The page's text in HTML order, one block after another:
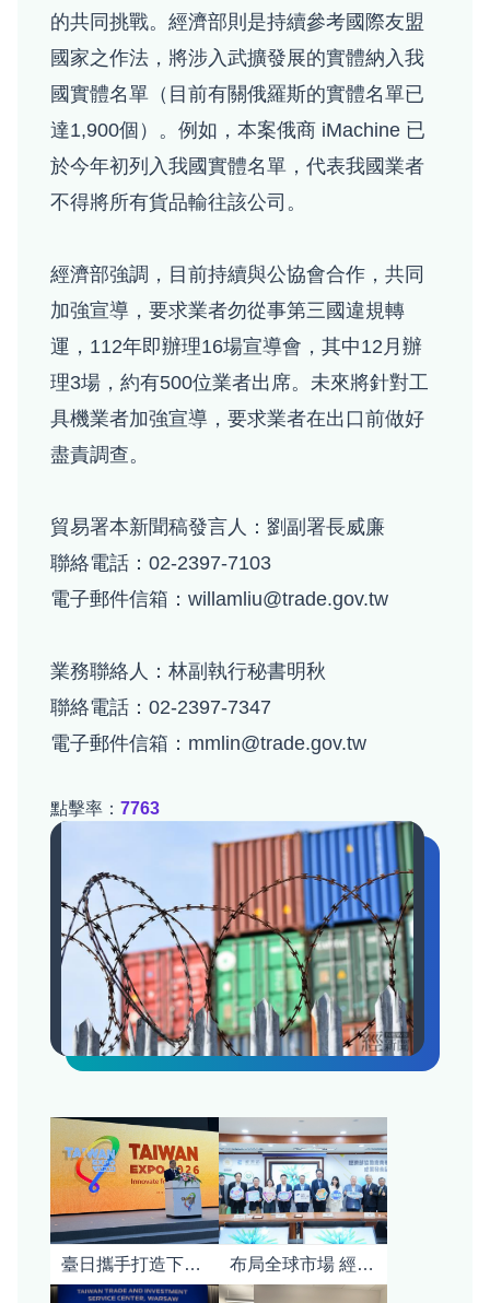
的共同挑戰。經濟部則是持續參考國際友盟
國家之作法，將涉入武擴發展的實體納入我
國實體名單（目前有關俄羅斯的實體名單已
達1,900個）。例如，本案俄商 iMachine 已
於今年初列入我國實體名單，代表我國業者
不得將所有貨品輸往該公司。
經濟部強調，目前持續與公協會合作，共同
加強宣導，要求業者勿從事第三國違規轉
運，112年即辦理16場宣導會，其中12月辦
理3場，約有500位業者出席。未來將針對工
具機業者加強宣導，要求業者在出口前做好
盡責調查。
貿易署本新聞稿發言人：劉副署長威廉
聯絡電話：02-2397-7103
電子郵件信箱：willamliu@trade.gov.tw
業務聯絡人：林副執行秘書明秋
聯絡電話：02-2397-7347
電子郵件信箱：mmlin@trade.gov.tw
點擊率： 7763
臺日攜手打造下一世代競爭力 2026日本臺灣形象展東京盛大登場 布局全球市場 經濟部助企業布建海外通路搶商機